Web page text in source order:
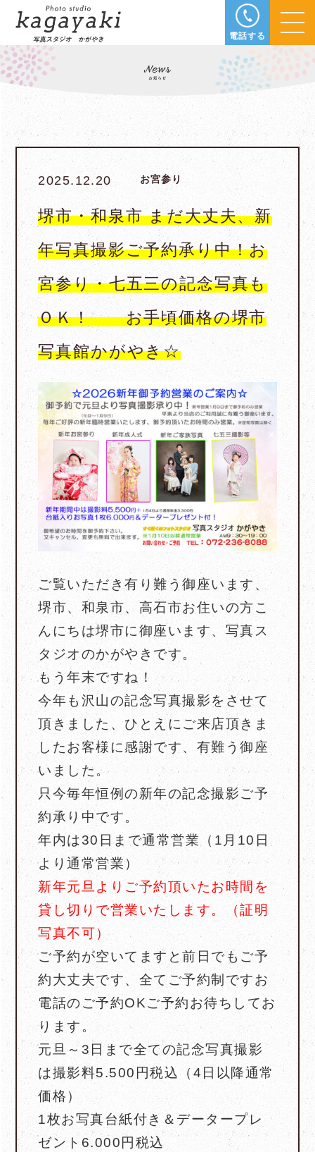
電話する
2025.12.20 お宮参り
堺市・和泉市 まだ大丈夫、新
年写真撮影ご予約承り中！お
宮参り・七五三の記念写真も
ＯＫ！ お手頃価格の堺市
写真館かがやき☆
ご覧いただき有り難う御座います、
堺市、和泉市、高石市お住いの方こ
んにちは堺市に御座います、写真ス
タジオのかがやきです。
もう年末ですね！
今年も沢山の記念写真撮影をさせて
頂きました、ひとえにご来店頂きま
したお客様に感謝です、有難う御座
いました。
只今毎年恒例の新年の記念撮影ご予
約承り中です。
年内は30日まで通常営業（1月10日
より通常営業）
新年元旦よりご予約頂いたお時間を
貸し切りで営業いたします。（証明
写真不可）
ご予約が空いてますと前日でもご予
約大丈夫です、全てご予約制ですお
電話のご予約OKご予約お待ちしてお
ります。
元旦～3日まで全ての記念写真撮影
は撮影料5.500円税込（4日以降通常
価格）
1枚お写真台紙付き＆データープレ
ゼント6.000円税込